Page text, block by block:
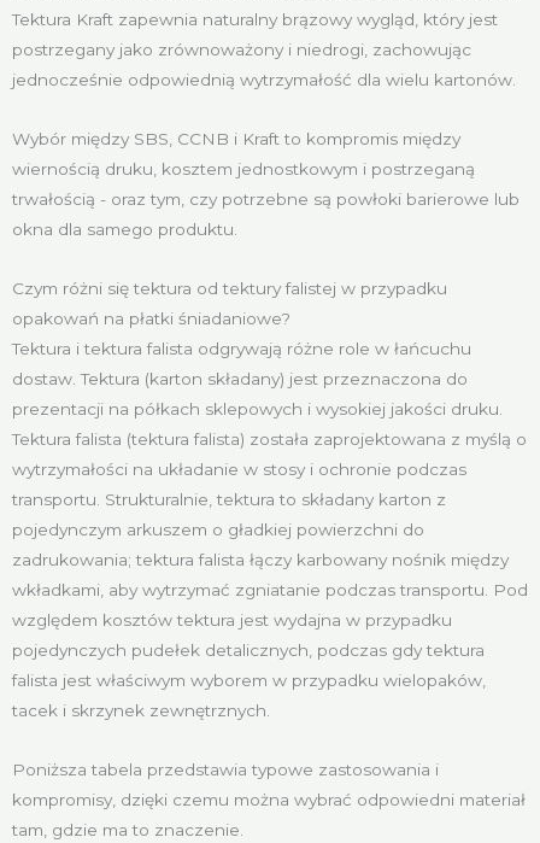
Tektura Kraft zapewnia naturalny brązowy wygląd, który jest
postrzegany jako zrównoważony i niedrogi, zachowując
jednocześnie odpowiednią wytrzymałość dla wielu kartonów.
Wybór między SBS, CCNB i Kraft to kompromis między
wiernością druku, kosztem jednostkowym i postrzeganą
trwałością - oraz tym, czy potrzebne są powłoki barierowe lub
okna dla samego produktu.
Czym różni się tektura od tektury falistej w przypadku
opakowań na płatki śniadaniowe?
Tektura i tektura falista odgrywają różne role w łańcuchu
dostaw. Tektura (karton składany) jest przeznaczona do
prezentacji na półkach sklepowych i wysokiej jakości druku.
Tektura falista (tektura falista) została zaprojektowana z myślą o
wytrzymałości na układanie w stosy i ochronie podczas
transportu. Strukturalnie, tektura to składany karton z
pojedynczym arkuszem o gładkiej powierzchni do
zadrukowania; tektura falista łączy karbowany nośnik między
wkładkami, aby wytrzymać zgniatanie podczas transportu. Pod
względem kosztów tektura jest wydajna w przypadku
pojedynczych pudełek detalicznych, podczas gdy tektura
falista jest właściwym wyborem w przypadku wielopaków,
tacek i skrzynek zewnętrznych.
Poniższa tabela przedstawia typowe zastosowania i
kompromisy, dzięki czemu można wybrać odpowiedni materiał
tam, gdzie ma to znaczenie.